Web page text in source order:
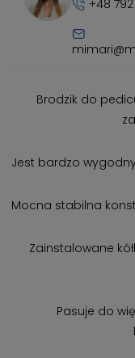
+48
Brodzik do
Jest bardzo
Mocna stabilna
Zainstalowane
Pasuje do